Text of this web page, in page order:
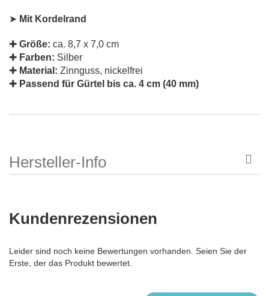
➤ Mit Kordelrand
✚ Größe: ca. 8,7 x 7,0 cm
✚ Farben: Silber
✚ Material: Zinnguss, nickelfrei
✚ Passend für Gürtel bis ca. 4 cm (40 mm)
Hersteller-Info
Kundenrezensionen
Leider sind noch keine Bewertungen vorhanden. Seien Sie der
Erste, der das Produkt bewertet.